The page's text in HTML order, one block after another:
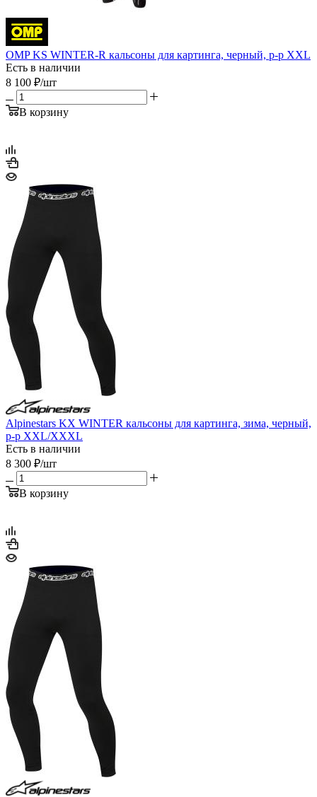
OMP KS WINTER-R кальсоны для картинга, черный, р-р XXL
Есть в наличии
8 100 ₽/шт
В корзину
Alpinestars KX WINTER кальсоны для картинга, зима, черный,
р-р XXL/XXXL
Есть в наличии
8 300 ₽/шт
В корзину